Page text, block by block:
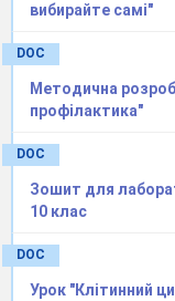
вибирайте самі"
DOC
Методична
профілактика"
DOC
Зошит для
10 клас
DOC
Урок "Клітинний